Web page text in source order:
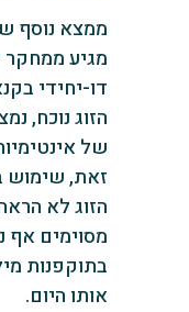
ממצא נוסף
מגיע ממחקר
דו-יחידי
הזוג נוכח,
של
זאת, שימוש
הזוג לא
מסוימים אף
בתוקפנות
אותו היום.